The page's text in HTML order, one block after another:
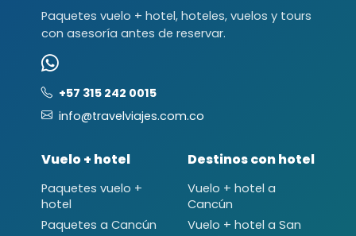
Paquetes vuelo + hotel, hoteles, vuelos y tours
con asesoría antes de reservar.
+57 315 242 0015
info@travelviajes.com.co
Vuelo + hotel
Paquetes vuelo +
hotel
Paquetes a Cancún
Destinos con hotel
Vuelo + hotel a
Cancún
Vuelo + hotel a San